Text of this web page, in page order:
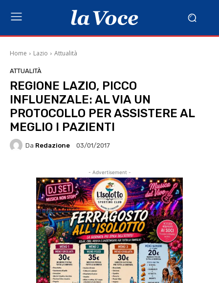
Home Lazio Attualità
ATTUALITÀ
REGIONE LAZIO, PICCO
INFLUENZALE: AL VIA UN
PROTOCOLLO PER ASSISTERE AL
MEGLIO I PAZIENTI
Da Redazione 03/01/2017
- Advertisement -